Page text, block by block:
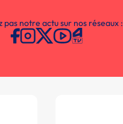
pas notre actu sur nos réseaux :